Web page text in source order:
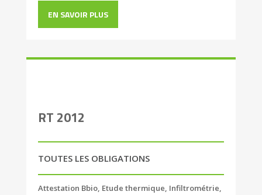
EN SAVOIR PLUS
RT 2012
TOUTES LES OBLIGATIONS
Attestation Bbio, Etude thermique, Infiltrométrie,